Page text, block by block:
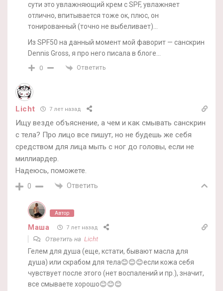
сути это увлажняющий крем с SPF, увлажняет
отлично, впитывается тоже ок, плюс, он
тонированный (точно не выбеливает)…
Из SPF50 на данный момент мой фаворит — санскрин
Dennis Gross, я про него писала в блоге…
0 Ответить
Licht 7 лет назад
Ищу везде объяснение, а чем и как смывать санскрин
с тела? Про лицо все пишут, но не будешь же себя
средством для лица мыть с ног до головы, если не
миллиардер.
Надеюсь, поможете.
0 Ответить
Автор
Маша 7 лет назад
Ответить на Licht
Гелем для душа (еще, кстати, бывают масла для
душа) или скрабом для тела😊😊😊если кожа себя
чувствует после этого (нет воспалений и пр.), значит,
все смываете хорошо😊😊😊